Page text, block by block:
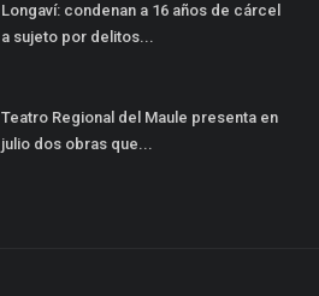
Longaví: condenan a 16 años de cárcel
a sujeto por delitos...
Teatro Regional del Maule presenta en
julio dos obras que...